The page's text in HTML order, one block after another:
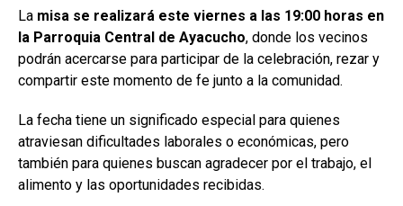
La misa se realizará este viernes a las 19:00 horas en
la Parroquia Central de Ayacucho, donde los vecinos
podrán acercarse para participar de la celebración, rezar y
compartir este momento de fe junto a la comunidad.
La fecha tiene un significado especial para quienes
atraviesan dificultades laborales o económicas, pero
también para quienes buscan agradecer por el trabajo, el
alimento y las oportunidades recibidas.